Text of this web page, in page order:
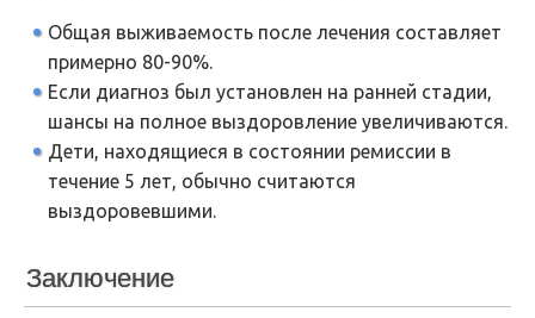
Общая выживаемость после лечения составляет
примерно 80-90%.
Если диагноз был установлен на ранней стадии,
шансы на полное выздоровление увеличиваются.
Дети, находящиеся в состоянии ремиссии в
течение 5 лет, обычно считаются
выздоровевшими.
Заключение